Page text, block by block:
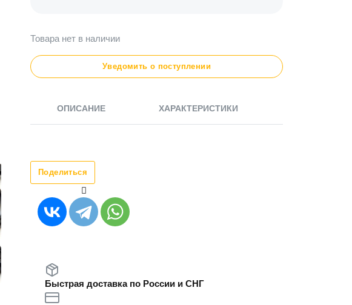
Товара нет в наличии
Уведомить о поступлении
ОПИСАНИЕ ХАРАКТЕРИСТИКИ
Поделиться
Быстрая доставка по России и СНГ